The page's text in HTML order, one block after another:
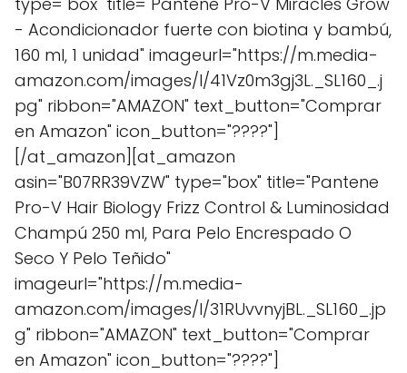
- Acondicionador fuerte con biotina y bambú,
160 ml, 1 unidad" imageurl="https://m.media-
amazon.com/images/I/41Vz0m3gj3L._SL160_.j
pg" ribbon="AMAZON" text_button="Comprar
en Amazon" icon_button="????"]
[/at_amazon][at_amazon
asin="B07RR39VZW" type="box" title="Pantene
Pro-V Hair Biology Frizz Control & Luminosidad
Champú 250 ml, Para Pelo Encrespado O
Seco Y Pelo Teñido"
imageurl="https://m.media-
amazon.com/images/I/31RUvvnyjBL._SL160_.jp
g" ribbon="AMAZON" text_button="Comprar
en Amazon" icon_button="????"]